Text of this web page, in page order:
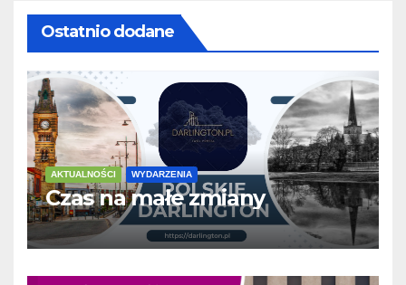
Ostatnio dodane
AKTUALNOŚCI WYDARZENIA
Czas na małe zmiany